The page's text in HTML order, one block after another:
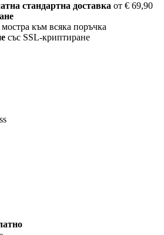
стандартна доставка от € 69,90
към всяка поръчка
със SSL-криптиране